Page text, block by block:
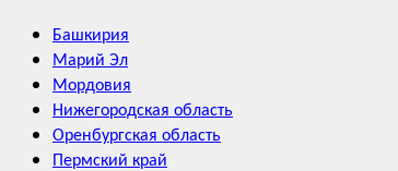
Башкирия
Марий Эл
Мордовия
Нижегородская область
Оренбургская область
Пермский край